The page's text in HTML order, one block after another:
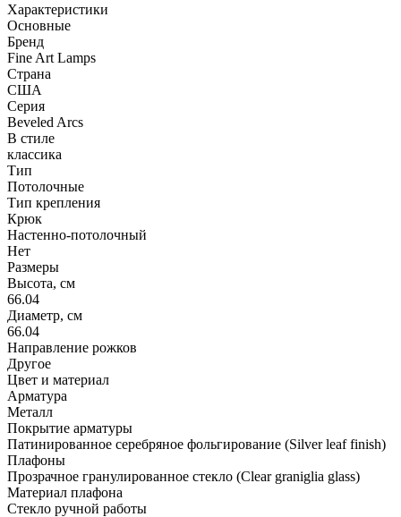
Характеристики
Основные
Бренд
Fine Art Lamps
Страна
США
Серия
Beveled Arcs
В стиле
классика
Тип
Потолочные
Тип крепления
Крюк
Настенно-потолочный
Нет
Размеры
Высота, см
66.04
Диаметр, см
66.04
Направление рожков
Другое
Цвет и материал
Арматура
Металл
Покрытие арматуры
Патинированное серебряное фольгирование (Silver leaf finish)
Плафоны
Прозрачное гранулированное стекло (Clear graniglia glass)
Материал плафона
Стекло ручной работы